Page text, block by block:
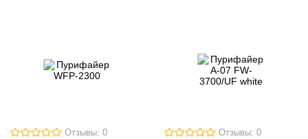
Отзывы: 0 Отзывы: 0